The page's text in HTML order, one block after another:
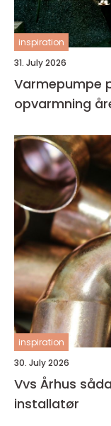
inspiration
31. July 2026
Varmepumpe
opvarmning
inspiration
30. July 2026
Vvs Århus sådan vælger du den rigtige
installatør